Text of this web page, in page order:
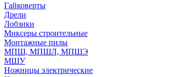
Гайковерты
Дрели
Лобзики
Миксеры строительные
Монтажные пилы
МПШ, МПШЛ, МПШЭ
МШУ
Ножницы электрические